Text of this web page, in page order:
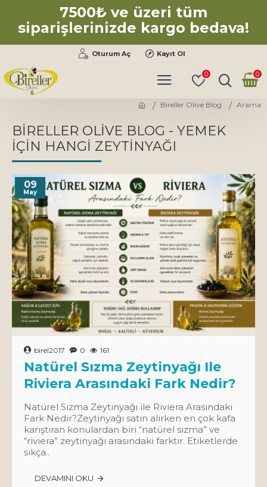
7500₺ ve üzeri tüm
siparişlerinizde kargo bedava!
Oturum Aç Kayıt Ol
0 0
Bireller Olive Blog Arama
BIRELLER OLIVE BLOG - YEMEK
IÇIN HANGI ZEYTINYAĞI
09
May
birel2017 0 161
Natürel Sızma Zeytinyağı Ile
Riviera Arasındaki Fark Nedir?
Natürel Sızma Zeytinyağı ile Riviera Arasındaki
Fark Nedir?Zeytinyağı satın alırken en çok kafa
karıştıran konulardan biri “natürel sızma” ve
“riviera” zeytinyağı arasındaki farktır. Etiketlerde
sıkça..
DEVAMINI OKU